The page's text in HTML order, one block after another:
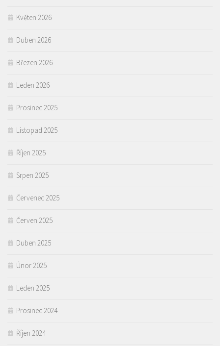
Květen 2026
Duben 2026
Březen 2026
Leden 2026
Prosinec 2025
Listopad 2025
Říjen 2025
Srpen 2025
Červenec 2025
Červen 2025
Duben 2025
Únor 2025
Leden 2025
Prosinec 2024
Říjen 2024